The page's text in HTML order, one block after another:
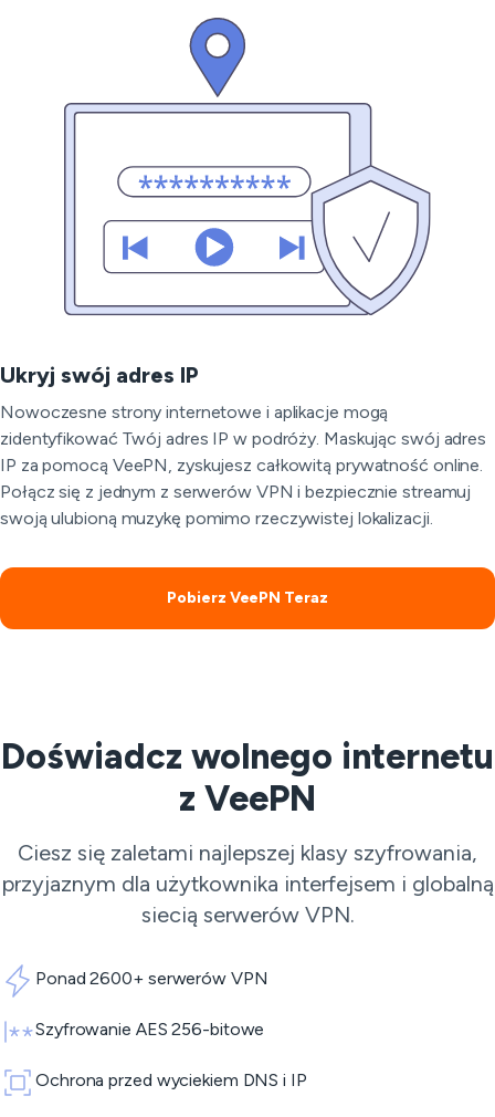
Ukryj swój adres IP
Nowoczesne strony internetowe i aplikacje mogą
zidentyfikować Twój adres IP w podróży. Maskując swój adres
IP za pomocą VeePN, zyskujesz całkowitą prywatność online.
Połącz się z jednym z serwerów VPN i bezpiecznie streamuj
swoją ulubioną muzykę pomimo rzeczywistej lokalizacji.
Pobierz VeePN Teraz
Doświadcz wolnego internetu
z VeePN
Ciesz się zaletami najlepszej klasy szyfrowania,
przyjaznym dla użytkownika interfejsem i globalną
siecią serwerów VPN.
Ponad 2600+ serwerów VPN
Szyfrowanie AES 256-bitowe
Ochrona przed wyciekiem DNS i IP